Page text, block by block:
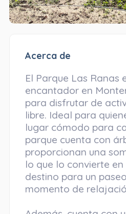
Acerca de
El Parque Las Ranas
encantador en
para disfrutar de
libre. Ideal para
lugar cómodo para
parque cuenta con
proporcionan una
lo que lo convierte en
destino para un
momento de